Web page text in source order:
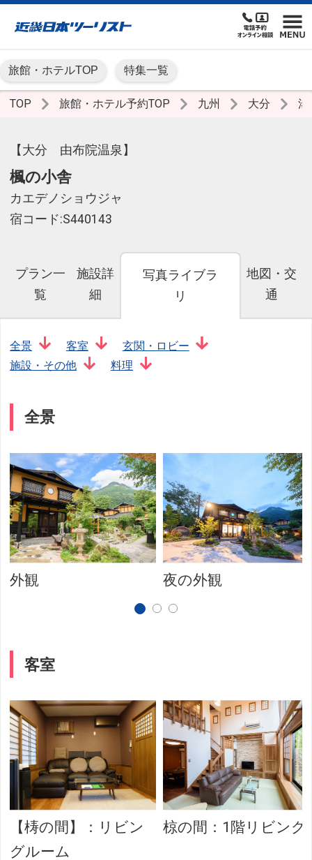
旅館・ホテルTOP 特集一覧
TOP 旅館・ホテル予約TOP 九州 大分
【大分 由布院温泉】
楓の小舎
カエデノショウジャ
宿コード:S440143
プラン一
覧
施設詳
細
写真ライブラ
リ
地図・交
通
全景 客室
玄関・ロビー
施設・その他
料理
全景
外観 夜の外観
客室
【梼の間】：リビン
グルーム
椋の間：1階リビング